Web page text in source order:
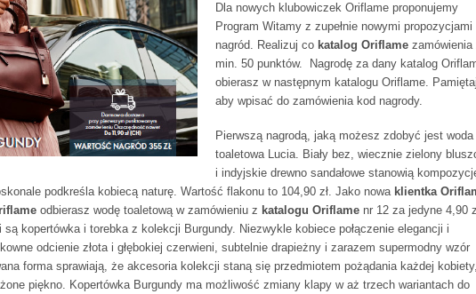
Dla nowych klubowiczek Oriflame proponujemy
Program Witamy z zupełnie nowymi propozycjami
nagród. Realizuj co katalog Oriflame zamówienia
min. 50 punktów. Nagrodę za dany katalog
obierasz w następnym katalogu Oriflame.
aby wpisać do zamówienia kod nagrody.
Pierwszą nagrodą, jaką możesz zdobyć jest woda
toaletowa Lucia. Biały bez, wiecznie zielony
i indyjskie drewno sandałowe stanowią
podkreśla kobiecą naturę. Wartość flakonu to 104,90 zł. Jako nowaklientka
odbierasz wodę toaletową w zamówieniu z katalogu Oriflame nr 12 za jedyne 4,90
są kopertówka i torebka z kolekcji Burgundy. Niezwykle kobiece połączenie elegancji i
odcienie złota i głębokiej czerwieni, subtelnie drapieżny i zarazem supermodny wzór
forma sprawiają, że akcesoria kolekcji staną się przedmiotem pożądania każdej kobiety,
piękno. Kopertówka Burgundy ma możliwość zmiany klapy w aż trzech wariantach do